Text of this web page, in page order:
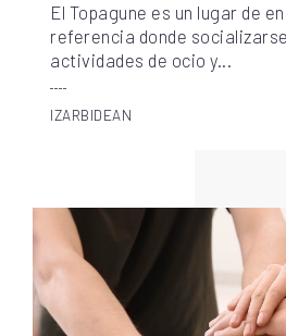
El Topagune es un lugar de
referencia donde
actividades de ocio y...
IZARBIDEAN